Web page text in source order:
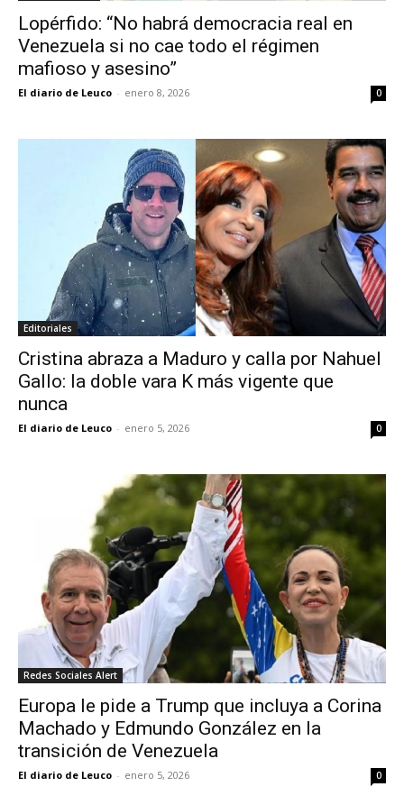
Lopérfido: “No habrá democracia real en
Venezuela si no cae todo el régimen
mafioso y asesino”
El diario de Leuco - enero 8, 2026 0
Editoriales
Cristina abraza a Maduro y calla por Nahuel
Gallo: la doble vara K más vigente que
nunca
El diario de Leuco - enero 5, 2026 0
Redes Sociales Alert
Europa le pide a Trump que incluya a Corina
Machado y Edmundo González en la
transición de Venezuela
El diario de Leuco - enero 5, 2026 0